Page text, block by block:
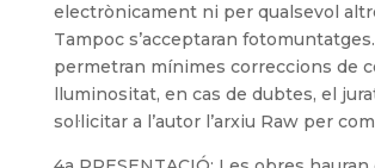
electrònicament ni per qualsevol
Tampoc s’acceptaran
permetran mínimes correccions de
lluminositat, en cas de dubtes, el
sol·licitar a l’autor l’arxiu Raw per